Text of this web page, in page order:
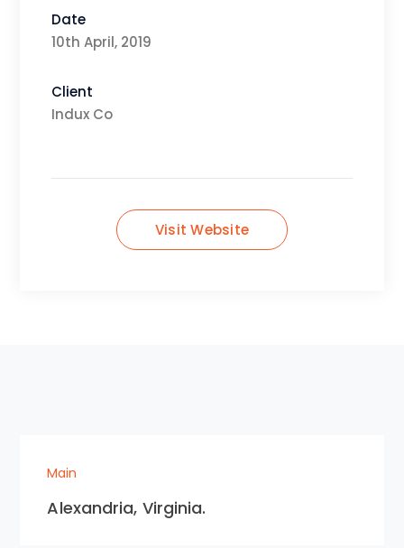
Date
10th April, 2019
Client
Indux Co
Visit Website
Main
Alexandria, Virginia.